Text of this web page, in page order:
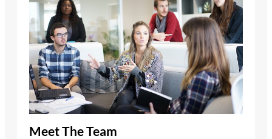
Meet The Team